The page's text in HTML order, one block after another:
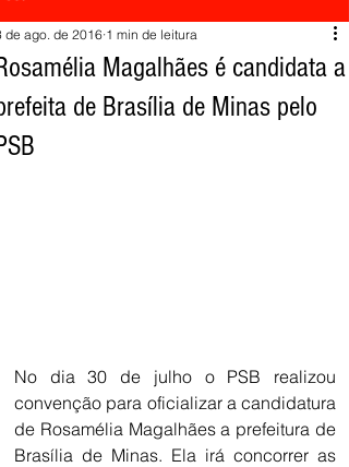
Magalhães é candidata a
de Brasília de Minas pelo
de ago. de 2016 1 min de leitura
No dia 30 de julho o PSB realizou
convenção para oficializar a candidatura
de Rosamélia Magalhães a prefeitura de
Brasília de Minas. Ela irá concorrer as